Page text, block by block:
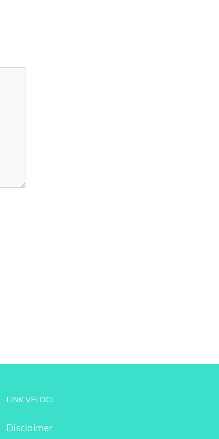
LINK VELOCI
Disclaimer